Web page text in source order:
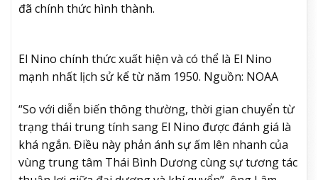
đã chính thức hình thành.
El Nino chính thức xuất hiện và có thể là El Nino
mạnh nhất lịch sử kể từ năm 1950. Nguồn: NOAA
“So với diễn biến thông thường, thời gian chuyển từ
trạng thái trung tính sang El Nino được đánh giá là
khá ngắn. Điều này phản ánh sự ấm lên nhanh của
vùng trung tâm Thái Bình Dương cùng sự tương tác